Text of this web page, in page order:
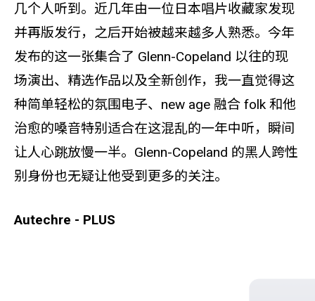
几个人听到。近几年由一位日本唱片收藏家发现
并再版发行，之后开始被越来越多人熟悉。今年
发布的这一张集合了 Glenn-Copeland 以往的现
场演出、精选作品以及全新创作，我一直觉得这
种简单轻松的氛围电子、new age 融合 folk 和他
治愈的嗓音特别适合在这混乱的一年中听，瞬间
让人心跳放慢一半。Glenn-Copeland 的黑人跨性
别身份也无疑让他受到更多的关注。
Autechre - PLUS